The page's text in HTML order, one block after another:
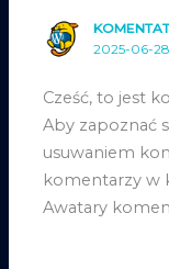
2025-06-28
Cześć, to jest
Aby zapoznać
usuwaniem
komentarzy w
Awatary